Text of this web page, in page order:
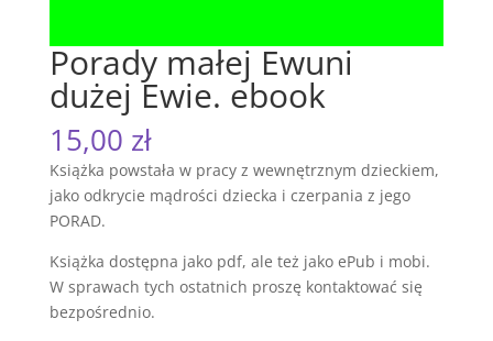
Porady małej Ewuni
dużej Ewie. ebook
15,00 zł
Książka powstała w pracy z wewnętrznym dzieckiem,
jako odkrycie mądrości dziecka i czerpania z jego
PORAD.
Książka dostępna jako pdf, ale też jako ePub i mobi.
W sprawach tych ostatnich proszę kontaktować się
bezpośrednio.